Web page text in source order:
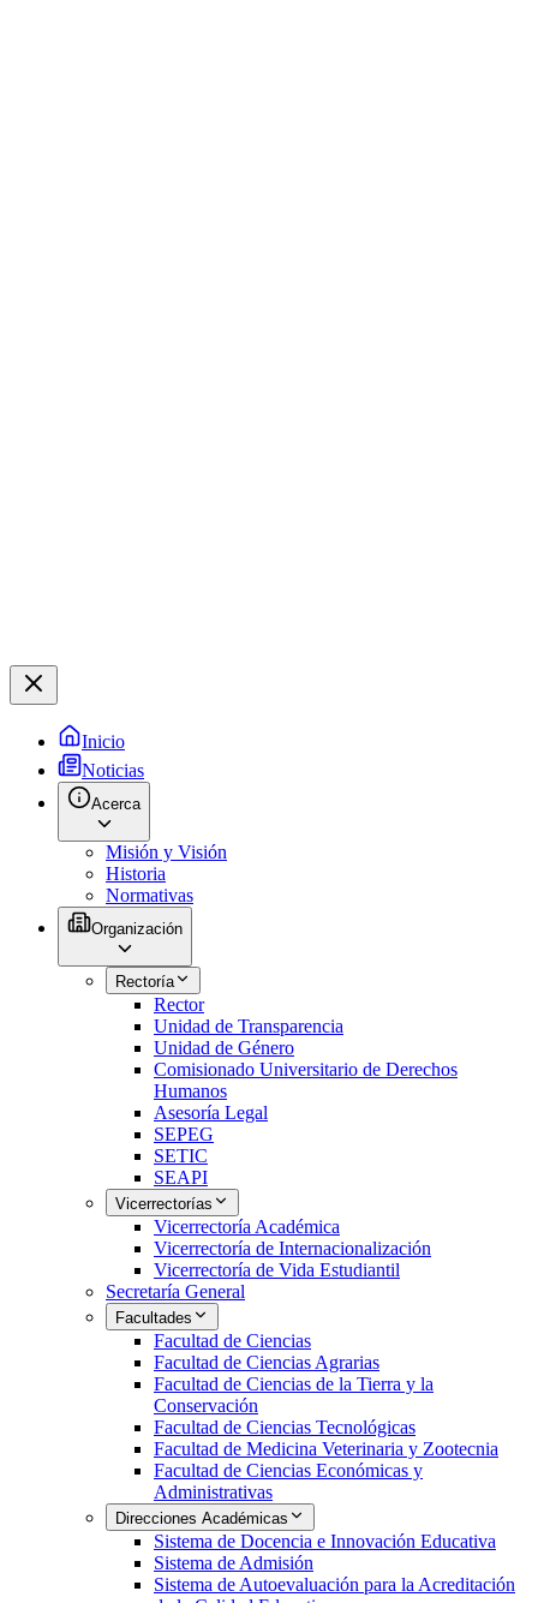
Inicio
Noticias
Acerca
Misión y Visión
Historia
Normativas
Organización
Rectoría
Rector
Unidad de Transparencia
Unidad de Género
Comisionado Universitario de Derechos
Humanos
Asesoría Legal
SEPEG
SETIC
SEAPI
Vicerrectorías
Vicerrectoría Académica
Vicerrectoría de Internacionalización
Vicerrectoría de Vida Estudiantil
Secretaría General
Facultades
Facultad de Ciencias
Facultad de Ciencias Agrarias
Facultad de Ciencias de la Tierra y la
Conservación
Facultad de Ciencias Tecnológicas
Facultad de Medicina Veterinaria y Zootecnia
Facultad de Ciencias Económicas y
Administrativas
Direcciones Académicas
Sistema de Docencia e Innovación Educativa
Sistema de Admisión
Sistema de Autoevaluación para la Acreditación